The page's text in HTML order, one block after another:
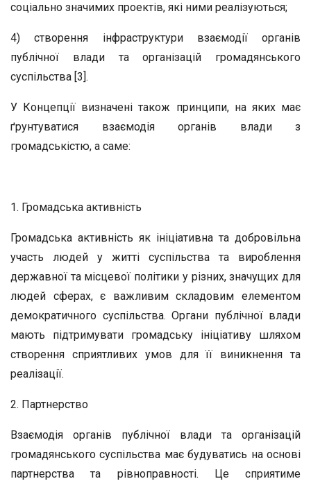
соціально значимих проектів, які ними реалізуються;
4) створення інфраструктури взаємодії органів
публічної влади та організацій громадянського
суспільства [3].
У Концепції визначені також принципи, на яких має
ґрунтуватися взаємодія органів влади з
громадськістю, а саме:
1. Громадська активність
Громадська активність як ініціативна та добровільна
участь людей у житті суспільства та вироблення
державної та місцевої політики у різних, значущих для
людей сферах, є важливим складовим елементом
демократичного суспільства. Органи публічної влади
мають підтримувати громадську ініціативу шляхом
створення сприятливих умов для її виникнення та
реалізації.
2. Партнерство
Взаємодія органів публічної влади та організацій
громадянського суспільства має будуватись на основі
партнерства та рівноправності. Це сприятиме